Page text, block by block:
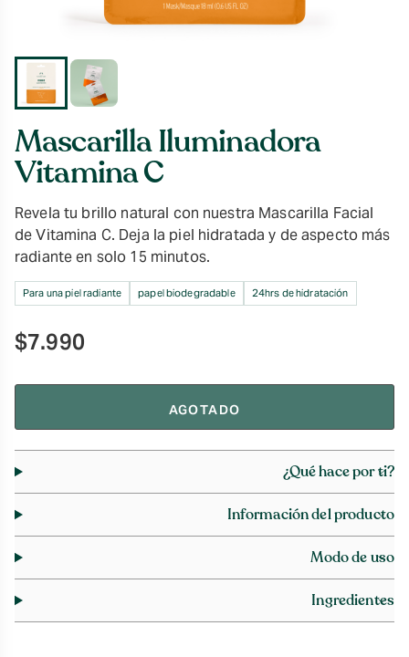
Mascarilla Iluminadora
Vitamina C
Revela tu brillo natural con nuestra Mascarilla Facial
de Vitamina C. Deja la piel hidratada y de aspecto más
radiante en solo 15 minutos.
Para una piel radiante papel biodegradable 24hrs de hidratación
$7.990
AGOTADO
¿Qué hace por ti?
Información del producto
Modo de uso
Ingredientes